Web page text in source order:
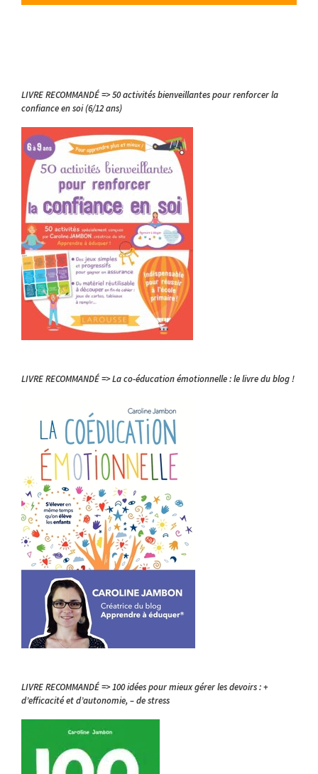
LIVRE RECOMMANDÉ => 50 activités bienveillantes pour renforcer la
confiance en soi (6/12 ans)
LIVRE RECOMMANDÉ => La co-éducation émotionnelle : le livre du blog !
LIVRE RECOMMANDÉ => 100 idées pour mieux gérer les devoirs : +
d’efficacité et d’autonomie, – de stress